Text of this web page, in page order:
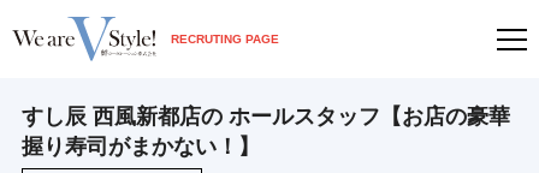
RECRUTING PAGE
すし辰 西風新都店の ホールスタッフ【お店の豪華
握り寿司がまかない！】